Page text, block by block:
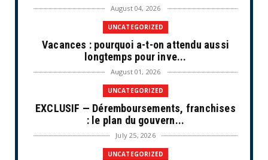
August 04, 2026
UNCATEGORIZED
Vacances : pourquoi a-t-on attendu aussi
longtemps pour inve...
August 01, 2026
UNCATEGORIZED
EXCLUSIF — Déremboursements, franchises
: le plan du gouvern...
July 25, 2026
UNCATEGORIZED